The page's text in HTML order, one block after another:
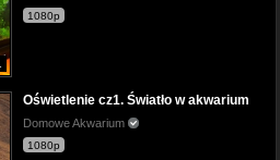
1080p
Oświetlenie cz1. Światło w akwarium
Domowe Akwarium
1080p